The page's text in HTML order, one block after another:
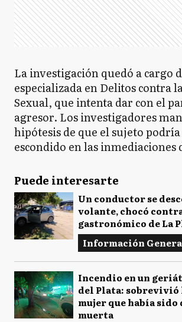
La investigación quedó a cargo
especializada en Delitos contra
Sexual, que intenta dar con el
agresor. Los investigadores
hipótesis de que el sujeto
escondido en las
Puede interesarte
Un conductor se
volante, chocó
gastronómico de La
Información
Incendio en un
del Plata: sobrevivió
mujer que había sido
muerta